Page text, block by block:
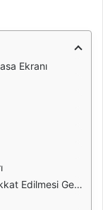
Ekranı
Gerekenler